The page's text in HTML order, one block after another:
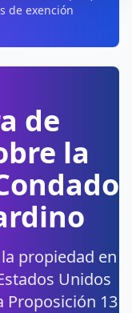
de exención
de
la
propiedad en
Unidos
Proposición 13